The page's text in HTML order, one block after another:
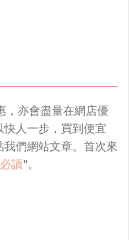
，亦會盡量在網店優
人一步，買到便宜
們網站文章。首次來
讀"。